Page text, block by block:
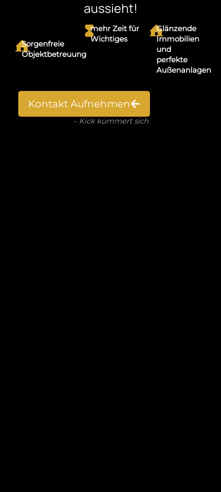
aussieht!
Sorgenfreie
Objektbetreuung
mehr Zeit für
Wichtiges
Glänzende
Immobilien
und
perfekte
Außenanlagen
Kontakt Aufnehmen
– Kick kümmert sich